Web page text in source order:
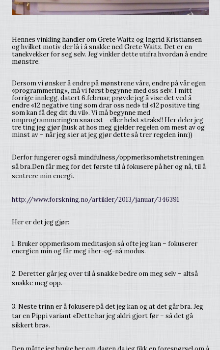
Hennes vinkling handler om Grete Waitz og Ingrid Kristiansen
og hvilket motiv der lå i å snakke ned Grete Waitz. Det er en
tanekvekker for seg selv. Jeg vinkler dette utifra hvordan å endre
mønstre.
Dersom vi ønsker å endre på mønstrene våre, endre på vår egen
«programmering», må vi først begynne med oss selv. I mitt
forrige innlegg, datert 6.februar, prøvde jeg å vise det ved å
endre «12 negative ting som drar oss ned» til «12 positive ting
som kan få deg dit du vil». Vi må begynne med
omprogrammeringen snarest – eller helst straks!! Her deler jeg
tre ting jeg gjør (husk at hos meg gjelder regelen om mest av og
minst av – når jeg sier at jeg gjør dette så trer regelen inn:))
Derfor fungerer også mindfulness/oppmerksomhetstreningen
så bra.Den får meg for det første til å fokusere på her og nå, til å
sentrere min energi.
http://www.forskning.no/artikler/2013/januar/346391
Her er det jeg gjør:
1. Bruker oppmerksom meditasjon så ofte jeg kan – fokuserer
energien min og får meg i her-og-nå modus.
2. Deretter går jeg over til å snakke bedre om meg selv – altså
snakke meg opp.
3. Neste trinn er å fokusere på det jeg kan og at det går bra. Jeg
tar en Pippi variant «Dette har jeg aldri gjort før – så det gå
sikkert bra».